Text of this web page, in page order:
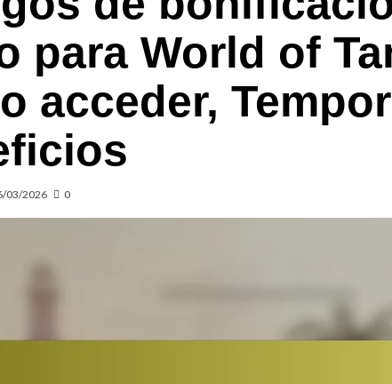
para World of
acceder,
03/2026 0